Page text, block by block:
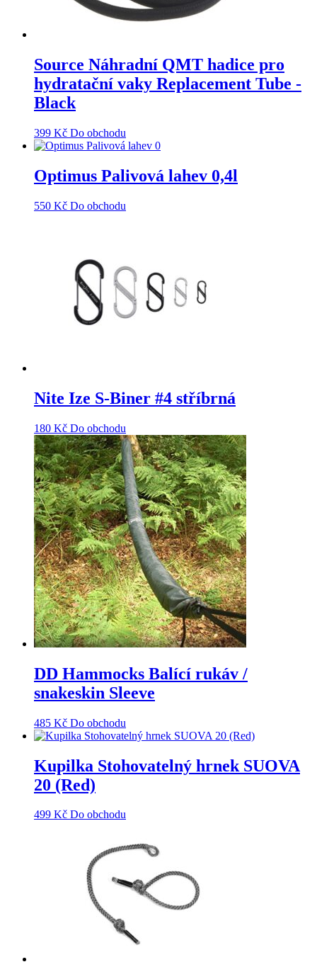
Source Náhradní QMT hadice pro
hydratační vaky Replacement Tube -
Black
399 Kč Do obchodu
Optimus Palivová lahev 0,4l
550 Kč Do obchodu
Nite Ize S-Biner #4 stříbrná
180 Kč Do obchodu
DD Hammocks Balící rukáv /
snakeskin Sleeve
485 Kč Do obchodu
Kupilka Stohovatelný hrnek SUOVA
20 (Red)
499 Kč Do obchodu